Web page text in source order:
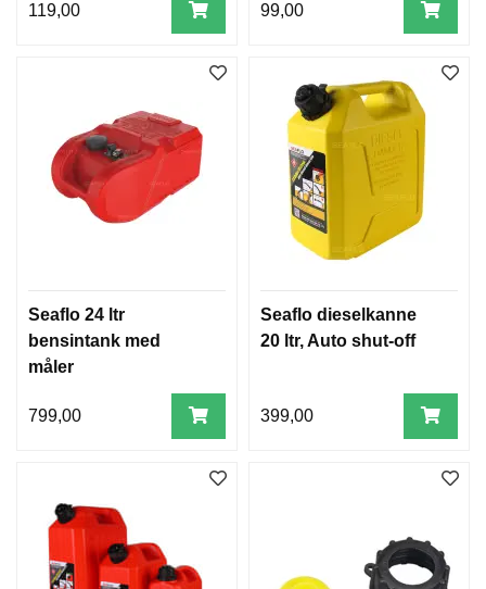
119,00 99,00
Seaflo 24 ltr
bensintank med
måler
799,00
Seaflo dieselkanne
20 ltr, Auto shut-off
399,00